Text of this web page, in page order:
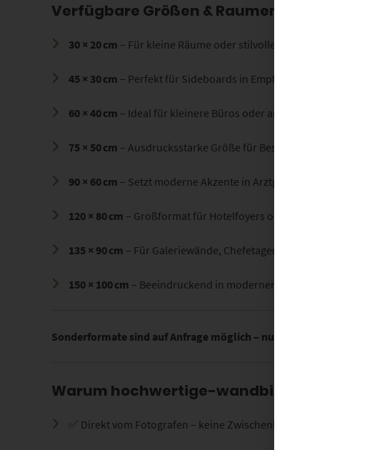
Verfügbare Größen & Raumempfehlungen
30 × 20 cm – Für kleine Räume oder stilvolle Wandnischen
45 × 30 cm – Perfekt für Sideboards in Empfangs- oder
60 × 40 cm – Ideal für kleinere Büros oder architektonische
75 × 50 cm – Ausdrucksstarke Größe für Besprechungsräume
90 × 60 cm – Setzt moderne Akzente in Arztpraxen oder Lounges
120 × 80 cm – Großformat für Hotelfoyers oder offene
135 × 90 cm – Für Galeriewände, Chefetagen oder Showrooms
150 × 100 cm – Beeindruckend in modernen Firmenzentralen
Sonderformate sind auf Anfrage möglich – nutze dazu einfach
Warum hochwertige-wandbilder.de?
✅ Direkt vom Fotografen – keine Zwischenhändler